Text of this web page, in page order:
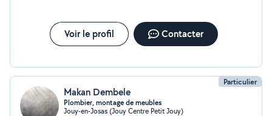
Voir le profil Contacter
Particulier
Makan Dembele
Plombier, montage de meubles
Jouy-en-Josas (Jouy Centre Petit Jouy)